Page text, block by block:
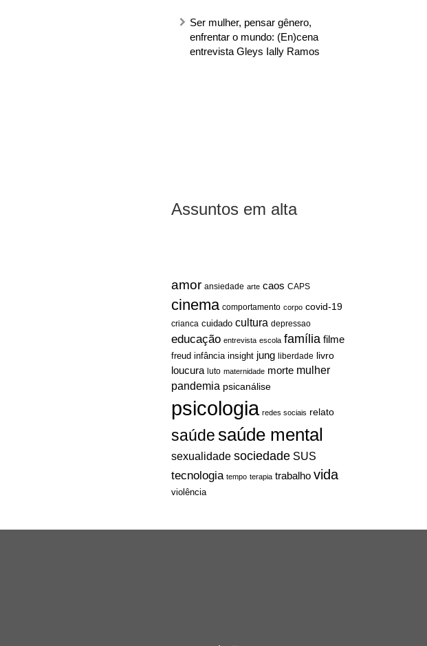
Ser mulher, pensar gênero,
enfrentar o mundo: (En)cena
entrevista Gleys Ially Ramos
Assuntos em alta
amor ansiedade arte caos CAPS
cinema comportamento corpo covid-19
crianca cuidado cultura depressao
educação entrevista escola família filme
freud infância insight jung liberdade livro
loucura luto maternidade morte mulher
pandemia psicanálise
psicologia redes sociais relato
saúdesaúde mental
sexualidade sociedade SUS
tecnologia tempo terapia trabalho vida
violência